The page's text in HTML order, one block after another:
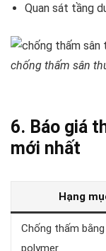
Quan sát tầng
chống thấm sân
6. Báo giá
mới nhất
Hạng
Chống thấm
polymer